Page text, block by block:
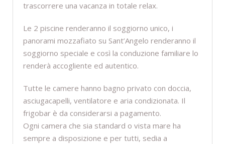
trascorrere una vacanza in totale relax.
Le 2 piscine renderanno il soggiorno unico, i
panorami mozzafiato su Sant’Angelo renderanno il
soggiorno speciale e così la conduzione familiare lo
renderà accogliente ed autentico.
Tutte le camere hanno bagno privato con doccia,
asciugacapelli, ventilatore e aria condizionata. Il
frigobar è da considerarsi a pagamento.
Ogni camera che sia standard o vista mare ha
sempre a disposizione e per tutti, sedia a